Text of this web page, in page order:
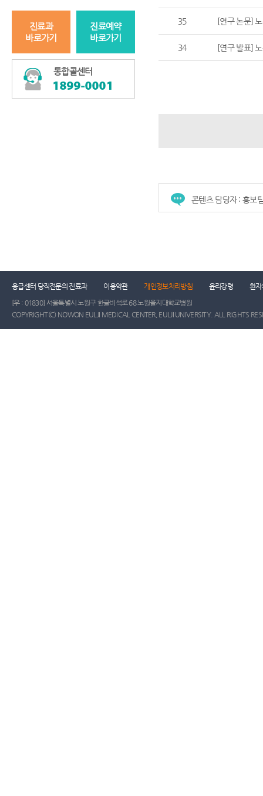
진료과
바로가기
진료예약
바로가기
통합콜센터
35 [연구 논문]
34 [연구 발표]
콘텐츠 담당자 : 홍보
응급센터 당직전문의 진료과 이용약관 개인정보처리방침 윤리강령
환자
[우 : 01830] 서울특별시 노원구 한글비석로 68 노원을지대학교병원
COPYRIGHT(C) NOWON EULJI MEDICAL CENTER, EULJI UNIVERSITY. ALL RIGHTS